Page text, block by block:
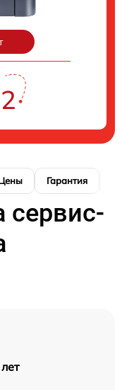
Гарантия